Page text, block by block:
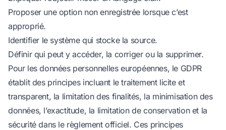
Proposer une option non enregistrée lorsque c’est
approprié.
Identifier le système qui stocke la source.
Définir qui peut y accéder, la corriger ou la supprimer.
Pour les données personnelles européennes, le GDPR
établit des principes incluant le traitement licite et
transparent, la limitation des finalités, la minimisation des
données, l’exactitude, la limitation de conservation et la
sécuritédans le règlement officiel. Ces principes